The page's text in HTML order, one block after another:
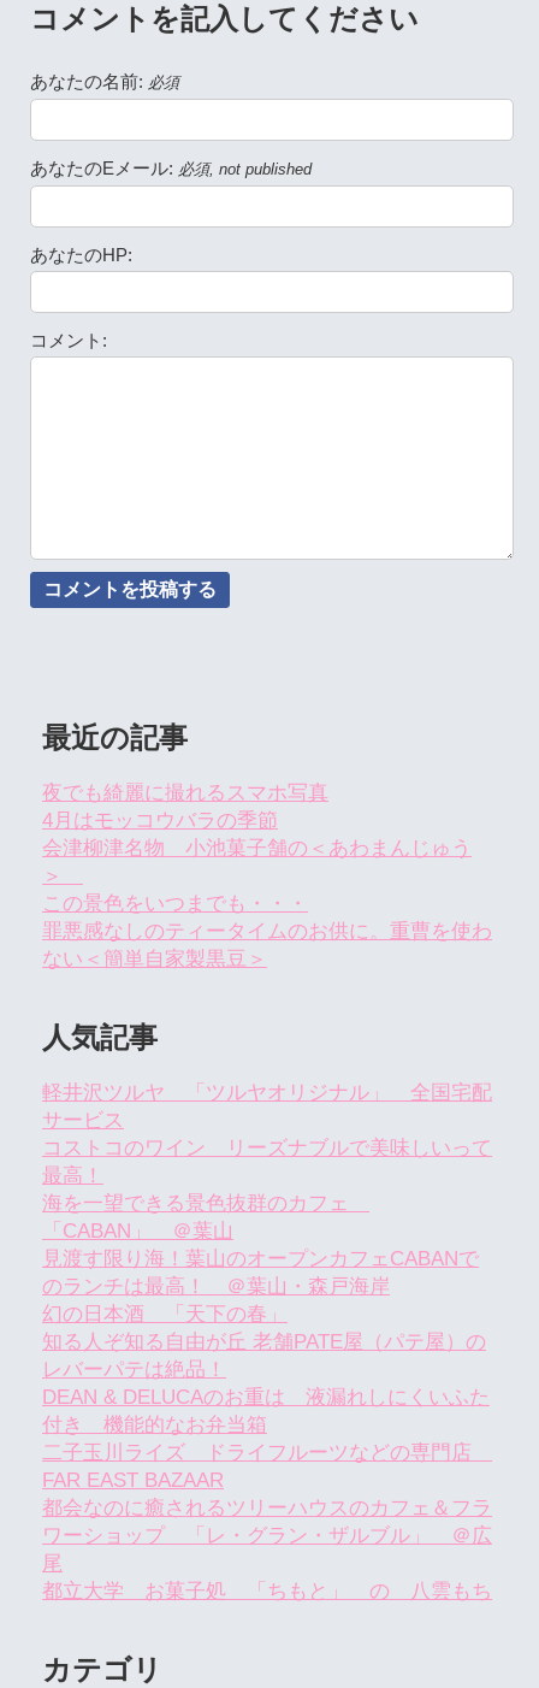
コメントを記入してください
あなたの名前: 必須
あなたのEメール: 必須, not published
あなたのHP:
コメント:
最近の記事
夜でも綺麗に撮れるスマホ写真
4月はモッコウバラの季節
会津柳津名物 小池菓子舗の＜あわまんじゅう
＞
この景色をいつまでも・・・
罪悪感なしのティータイムのお供に。重曹を使わ
ない＜簡単自家製黒豆＞
人気記事
軽井沢ツルヤ 「ツルヤオリジナル」 全国宅配
サービス
コストコのワイン リーズナブルで美味しいって
最高！
海を一望できる景色抜群のカフェ
「CABAN」 ＠葉山
見渡す限り海！葉山のオープンカフェCABANで
のランチは最高！ ＠葉山・森戸海岸
幻の日本酒 「天下の春」
知る人ぞ知る自由が丘 老舗PATE屋（パテ屋）の
レバーパテは絶品！
DEAN & DELUCAのお重は 液漏れしにくいふた
付き 機能的なお弁当箱
二子玉川ライズ ドライフルーツなどの専門店
FAR EAST BAZAAR
都会なのに癒されるツリーハウスのカフェ＆フラ
ワーショップ 「レ・グラン・ザルブル」 ＠広
尾
都立大学 お菓子処 「ちもと」 の 八雲もち
カテゴリ